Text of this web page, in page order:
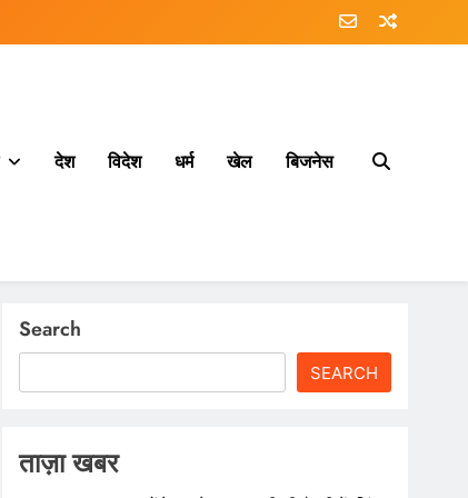
देश विदेश धर्म खेल बिजनेस
Search
SEARCH
ताज़ा खबर